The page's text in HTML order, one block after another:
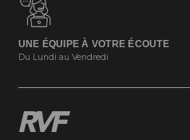
UNE ÉQUIPE À VOTRE ÉCOUTE
Du Lundi au Vendredi